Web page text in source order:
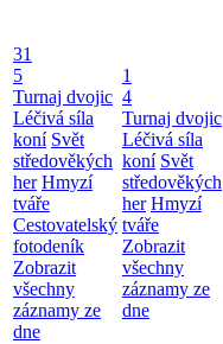
31
5
Turnaj dvojic
Léčivá síla
koní Svět
středověkých
her Hmyzí
tváře
Cestovatelský
fotodeník
Zobrazit
všechny
záznamy ze
dne
1
4
Turnaj dvojic
Léčivá síla
koní Svět
středověkých
her Hmyzí
tváře
Zobrazit
všechny
záznamy ze
dne